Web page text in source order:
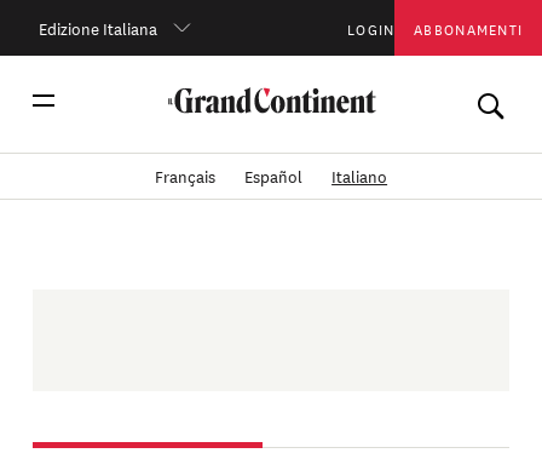
Edizione Italiana LOGIN ABBONAMENTI
Français Español Italiano